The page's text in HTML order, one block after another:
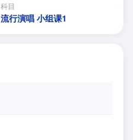
科目
流行演唱 小组课1